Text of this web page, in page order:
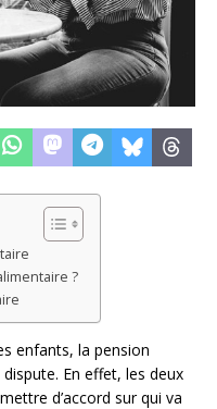
?
enfants, la pension
En effet, les deux
d’accord sur qui va